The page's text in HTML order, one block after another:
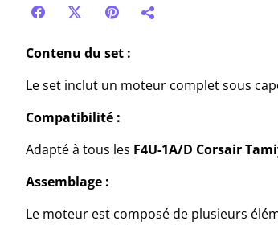
Contenu du set :
Le set inclut un moteur complet sous
Compatibilité :
Adapté à tous les F4U-1A/D Corsair
Assemblage :
Le moteur est composé de plusieurs